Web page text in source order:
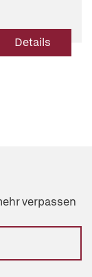
Details
verpassen